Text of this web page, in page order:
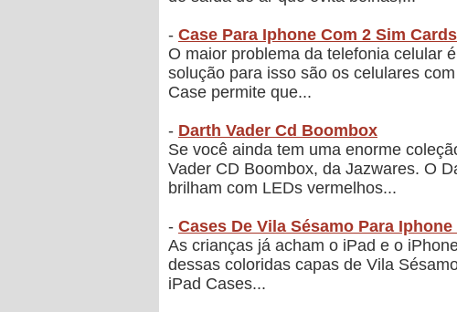
- Case Para Iphone Com 2 Sim
O maior problema da telefonia celular
solução para isso são os celulares
Case permite que...
- Darth Vader Cd Boombox
Se você ainda tem uma enorme
Vader CD Boombox, da Jazwares. O
brilham com LEDs vermelhos...
- Cases De Vila Sésamo Para Iphone
As crianças já acham o iPad e o
dessas coloridas capas de Vila
iPad Cases...